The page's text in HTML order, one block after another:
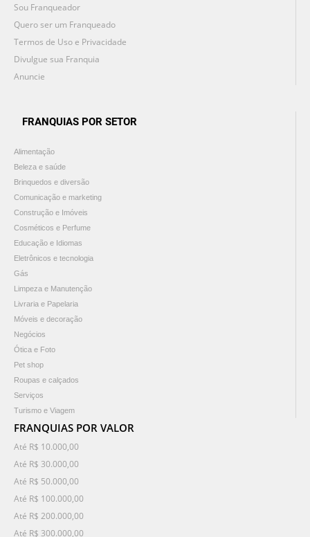
Sou Franqueador
Quero ser um Franqueado
Termos de Uso e Privacidade
Divulgue sua Franquia
Anuncie
FRANQUIAS POR SETOR
Alimentação
Beleza e saúde
Brinquedos e diversão
Comunicação e marketing
Construção e Imóveis
Cosméticos e Perfume
Educação e Idiomas
Eletrônicos e tecnologia
Gás
Limpeza e Manutenção
Livraria e Papelaria
Móveis e decoração
Negócios
Ótica e Foto
Pet shop
Roupas e calçados
Serviços
Turismo e Viagem
FRANQUIAS POR VALOR
Até R$ 10.000,00
Até R$ 30.000,00
Até R$ 50.000,00
Até R$ 100.000,00
Até R$ 200.000,00
Até R$ 300.000,00